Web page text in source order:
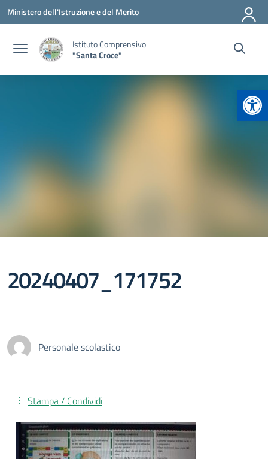
Vai ai contenuti
Vai al menu di navigazione
Vai al footer
Ministero dell'Istruzione e del Merito
Istituto Comprensivo
"Santa Croce"
20240407_171752
Personale scolastico
Stampa / Condividi